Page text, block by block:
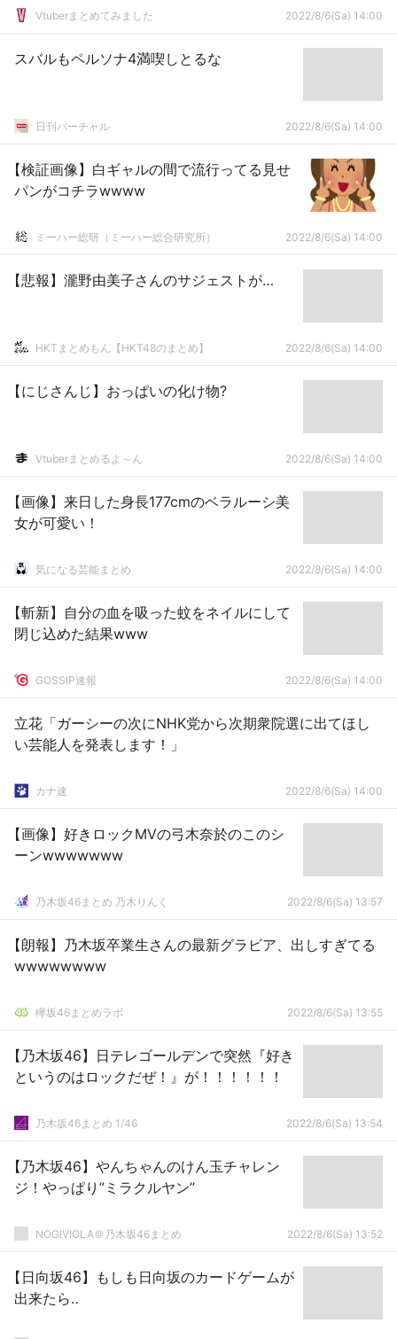
Vtuberまとめてみました 2022/8/6(Sa) 14:00
スバルもペルソナ4満喫しとるな
日刊バーチャル 2022/8/6(Sa) 14:00
【検証画像】白ギャルの間で流行ってる見せ
パンがコチラwwww
ミーハー総研（ミーハー総合研究所） 2022/8/6(Sa) 14:00
【悲報】瀧野由美子さんのサジェストが…
HKTまとめもん【HKT48のまとめ】 2022/8/6(Sa) 14:00
【にじさんじ】おっぱいの化け物?
Vtuberまとめるよ～ん 2022/8/6(Sa) 14:00
【画像】来日した身長177cmのベラルーシ美
女が可愛い！
気になる芸能まとめ 2022/8/6(Sa) 14:00
【斬新】自分の血を吸った蚊をネイルにして
閉じ込めた結果www
GOSSIP速報 2022/8/6(Sa) 14:00
立花「ガーシーの次にNHK党から次期衆院選に出てほし
い芸能人を発表します！」
カナ速 2022/8/6(Sa) 14:00
【画像】好きロックMVの弓木奈於のこのシ
ーンwwwwwww
乃木坂46まとめ 乃木りんく 2022/8/6(Sa) 13:57
【朗報】乃木坂卒業生さんの最新グラビア、出しすぎてる
wwwwwwww
欅坂46まとめラボ 2022/8/6(Sa) 13:55
【乃木坂46】日テレゴールデンで突然『好き
というのはロックだぜ！』が！！！！！！
乃木坂46まとめ 1/46 2022/8/6(Sa) 13:54
【乃木坂46】やんちゃんのけん玉チャレン
ジ！やっぱり”ミラクルヤン”
NOGIVIOLA＠乃木坂46まとめ 2022/8/6(Sa) 13:52
【日向坂46】もしも日向坂のカードゲームが
出来たら‥